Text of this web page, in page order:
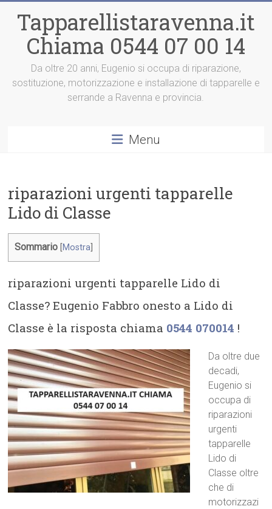
contenuto
Tapparellistaravenna.it
Chiama 0544 07 00 14
Da oltre 20 anni, Eugenio si occupa di riparazione,
sostituzione, motorizzazione e installazione di tapparelle e
serrande a Ravenna e provincia.
Menu
riparazioni urgenti tapparelle
Lido di Classe
Sommario Mostra
riparazioni urgenti tapparelle Lido di
Classe? Eugenio Fabbro onesto a Lido di
Classe è la risposta chiama 0544 070014 !
Da oltre due
decadi,
Eugenio si
occupa di
riparazioni
urgenti
tapparelle
Lido di
Classe oltre
che di
motorizzazi